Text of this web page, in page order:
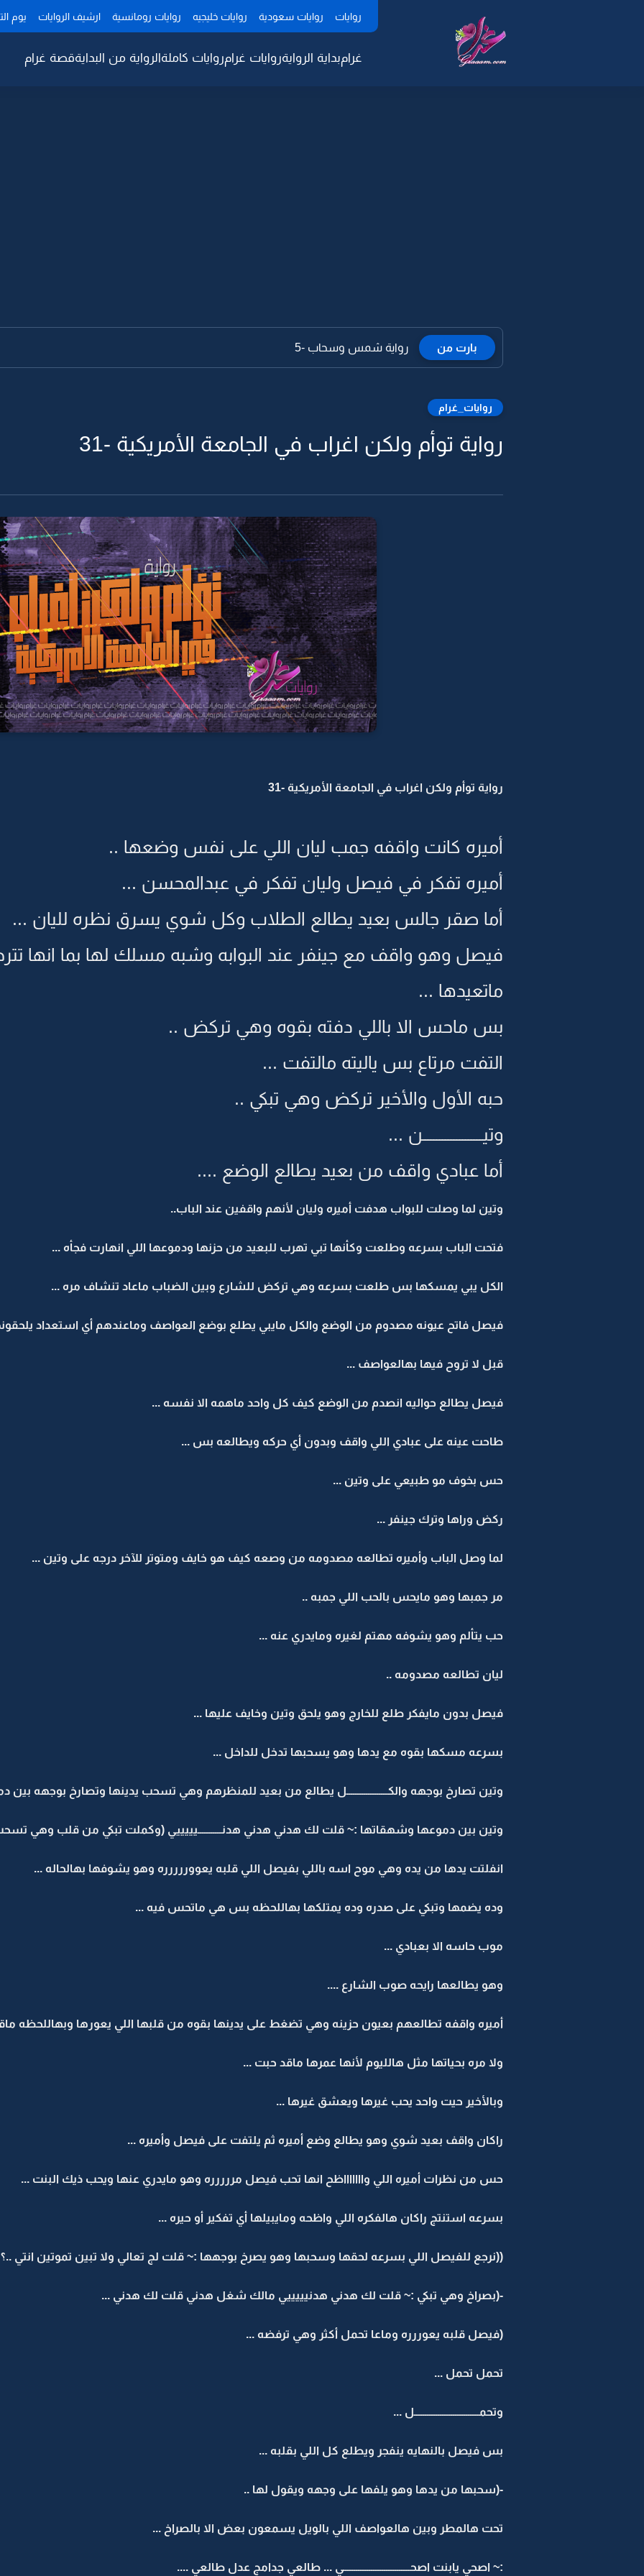
روايات روايات سعودية روايات خليجيه روايات رومانسية ارشيف الروايات يوم
غرامبداية الروايةروايات غرامروايات كاملةالرواية من البدايةقصة غرام
بارت من رواية شمس وسحاب -5
روايات_غرام
رواية توأم ولكن اغراب في الجامعة الأمريكية -31
رواية توأم ولكن اغراب في الجامعة الأمريكية -31
أميره كانت واقفه جمب ليان اللي على نفس وضعها ..
أميره تفكر في فيصل وليان تفكر في عبدالمحسن ...
أما صقر جالس بعيد يطالع الطلاب وكل شوي يسرق نظره لليان ...
فيصل وهو واقف مع جينفر عند البوابه وشبه مسلك لها بما انها
ماتعيدها ...
بس ماحس الا باللي دفته بقوه وهي تركض ..
التفت مرتاع بس ياليته مالتفت ...
حبه الأول والأخير تركض وهي تبكي ..
وتيـــــــــــــــــــــن ...
أما عبادي واقف من بعيد يطالع الوضع ....
وتين لما وصلت للبواب هدفت أميره وليان لأنهم واقفين عند الباب..
فتحت الباب بسرعه وطلعت وكأنها تبي تهرب للبعيد من حزنها ودموعها اللي انهارت فجأه ...
الكل يبي يمسكها بس طلعت بسرعه وهي تركض للشارع وبين الضباب ماعاد تنشاف مره ...
فيصل فاتح عيونه مصدوم من الوضع والكل مايبي يطلع بوضع العواصف وماعندهم أي استعداد
قبل لا تروح فيها بهالعواصف ...
فيصل يطالع حواليه انصدم من الوضع كيف كل واحد ماهمه الا نفسه ...
طاحت عينه على عبادي اللي واقف وبدون أي حركه ويطالعه بس ...
حس بخوف مو طبيعي على وتين ...
ركض وراها وترك جينفر ...
لما وصل الباب وأميره تطالعه مصدومه من وصعه كيف هو خايف ومتوتر للآخر درجه على وتين ...
مر جمبها وهو مايحس بالحب اللي جمبه ..
حب يتألم وهو يشوفه مهتم لغيره ومايدري عنه ...
ليان تطالعه مصدومه ..
فيصل بدون مايفكر طلع للخارج وهو يلحق وتين وخايف عليها ...
بسرعه مسكها بقوه مع يدها وهو يسحبها تدخل للداخل ...
وتين تصارخ بوجهه والكـــــــــــــــــــل يطالع من بعيد للمنظرهم وهي تسحب يدينها وتصارخ بوجهه بين
وتين بين دموعها وشهقاتها :~ قلت لك هدني هدني هدنـــــــــــيييييي (وكملت تبكي من قلب وهي
انفلتت يدها من يده وهي موح اسه باللي بفيصل اللي قلبه يعووررررره وهو يشوفها بهالحاله ...
وده يضمها وتبكي على صدره وده يمتلكها بهاللحظه بس هي ماتحس فيه ...
موب حاسه الا بعبادي ...
وهو يطالعها رايحه صوب الشارع ....
أميره واقفه تطالعهم بعيون حزينه وهي تضغط على يدينها بقوه من قلبها اللي يعورها وبهاللحظه
ولا مره بحياتها مثل هالليوم لأنها عمرها ماقد حبت ...
وبالأخير حيت واحد يحب غيرها ويعشق غيرها ...
راكان واقف بعيد شوي وهو يطالع وضع أميره ثم يلتفت على فيصل وأميره ...
حس من نظرات أميره اللي واااااااظح انها تحب فيصل مررررره وهو مايدري عنها ويحب ذيك البنت ...
بسرعه استنتج راكان هالفكره اللي واظحه ومايبيلها أي تفكير أو حيره ...
((نرجع للفيصل اللي بسرعه لحقها وسحبها وهو يصرخ بوجهها :~ قلت لج تعالي ولا تبين تموتين انتي
-(بصراخ وهي تبكي :~ قلت لك هدني هدنيييييي مالك شغل هدني قلت لك هدني ...
(فيصل قلبه يعوررره وماعا تحمل أكثر وهي ترفضه ...
تحمل تحمل ...
وتحمــــــــــــــــــــــــــــــل ...
بس فيصل بالنهايه ينفجر ويطلع كل اللي بقلبه ...
-(سحبها من يدها وهو يلفها على وجهه ويقول لها ..
تحت هالمطر وبين هالعواصف اللي بالويل يسمعون بعض الا بالصراخ ...
:~ اصحي يابنت اصحـــــــــــــــــــــــــــــــي ... طالعي جدامج عدل طالعي ....